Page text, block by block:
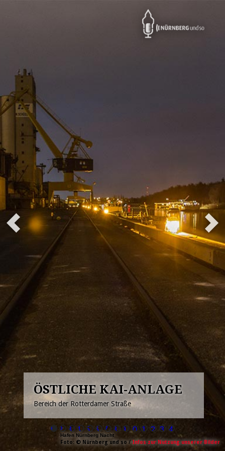
ÖSTLICHE KAI-ANLAGE
Bereich der Rotterdamer Straße
Hafen Nürnberg Nacht
Foto: © Nürnberg und so / Infos zur Nutzung unserer Bilder
1 2 3 4 5 6 7 8 9 1011121314